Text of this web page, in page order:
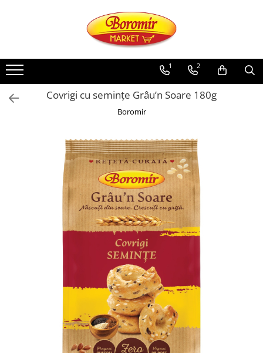
Noutati
Produse de post
Cozonac
Cozonac Exotic
Cozonac Creme
Cozonac Traditional
Cozonac Casa Boromir
Cozonac Pricomigdala
Cozonac Magnum
Cozonac Cadou
Cozonac Royal
Cozonac Mos Craciun
Cozonac Duofino
1 2
Covrigi cu semințe Grâu’n Soare 180g
Boromir